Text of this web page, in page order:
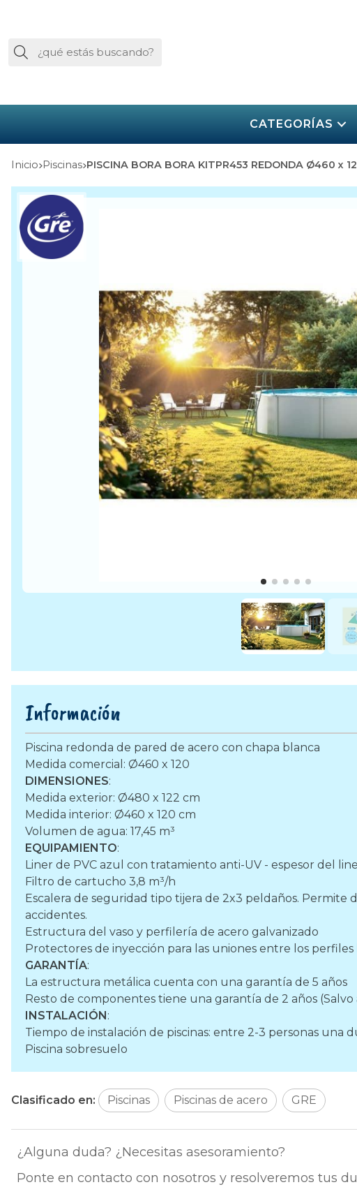
Buscar
CATEGORÍAS
Inicio piscinas PISCINA BORA BORA KITPR453 REDONDA Ø460 x
Información
Piscina redonda de pared de acero con chapa blanca
Medida comercial: Ø460 x 120
DIMENSIONES:
Medida exterior: Ø480 x 122 cm
Medida interior: Ø460 x 120 cm
Volumen de agua: 17,45 m³
EQUIPAMIENTO:
Liner de PVC azul con tratamiento anti-UV - espesor del
Filtro de cartucho 3,8 m³/h
Escalera de seguridad tipo tijera de 2x3 peldaños. Permite
accidentes.
Estructura del vaso y perfilería de acero galvanizado
Protectores de inyección para las uniones entre los
GARANTÍA:
La estructura metálica cuenta con una garantía de 5 años
Resto de componentes tiene una garantía de 2 años
INSTALACIÓN :
Tiempo de instalación de piscinas: entre 2-3 personas una
Piscina sobresuelo
Clasificado en: Piscinas Piscinas de acero GRE
¿Alguna duda? ¿Necesitas asesoramiento?
Ponte en contacto con nosotros y resolveremos tus